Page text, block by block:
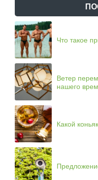
Что такое
Ветер
нашего
Какой